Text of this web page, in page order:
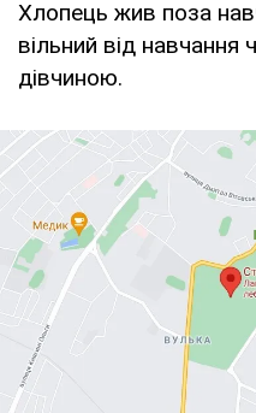
Хлопець жив поза
вільний від навчання
дівчиною.